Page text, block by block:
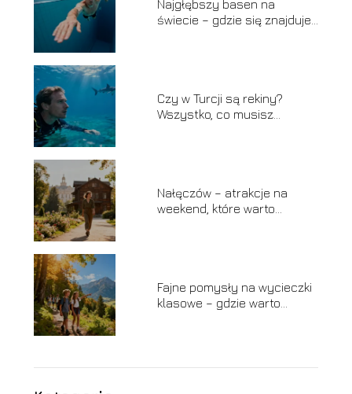
Najgłębszy basen na
świecie – gdzie się znajduje i
Czy w Turcji są rekiny?
Wszystko, co musisz
Nałęczów – atrakcje na
weekend, które warto
Fajne pomysły na wycieczki
klasowe – gdzie warto